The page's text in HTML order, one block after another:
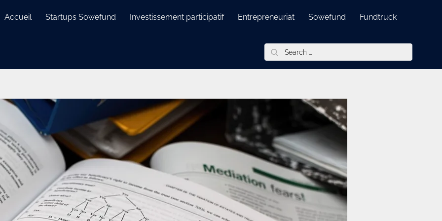
Accueil Startups Sowefund Investissement participatif Entrepreneuriat Sowefund Fundtruck
Search
for: